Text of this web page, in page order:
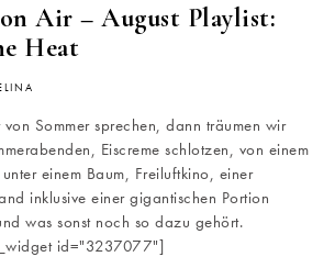
Air – August Playlist:
Heat
Sommer sprechen, dann träumen wir
Eiscreme schlotzen, von einem
einem Baum, Freiluftkino, einer
inklusive einer gigantischen Portion
was sonst noch so dazu gehört.
id="3237077"]